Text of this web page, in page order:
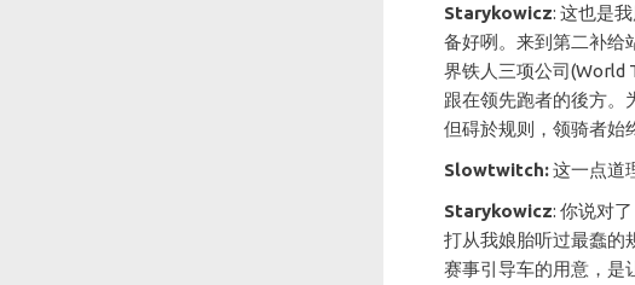
Starykowicz: 这也是
备好咧。来到第二补给
界铁人三项公司(World
跟在领先跑者的後方。
但碍於规则，领骑者始
Slowtwitch:这一点道
Starykowicz: 你说对
打从我娘胎听过最蠢的
赛事引导车的用意，是